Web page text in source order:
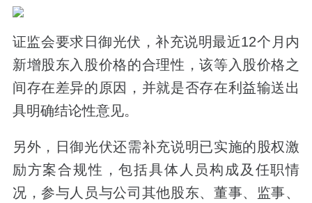
证监会要求日御光伏，补充说明最近12个月内
新增股东入股价格的合理性，该等入股价格之
间存在差异的原因，并就是否存在利益输送出
具明确结论性意见。
另外，日御光伏还需补充说明已实施的股权激
励方案合规性，包括具体人员构成及任职情
况，参与人员与公司其他股东、董事、监事、